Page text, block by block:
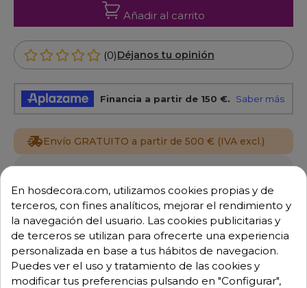
Añadir al carrito
(0)Déjanos tu opinión
Envío GRATUITO a partir de 500 € (IVA excl.)
Garantía mínima de 1 año.
Pago 100% seguro.
Consulta tus dudas con nosotros.
976 25 59 91
info@hosdecora.com
Hablemos
En hosdecora.com, utilizamos cookies propias y de
terceros, con fines analíticos, mejorar el rendimiento y
la navegación del usuario. Las cookies publicitarias y
de terceros se utilizan para ofrecerte una experiencia
personalizada en base a tus hábitos de navegacion.
Puedes ver el uso y tratamiento de las cookies y
modificar tus preferencias pulsando en "Configurar",